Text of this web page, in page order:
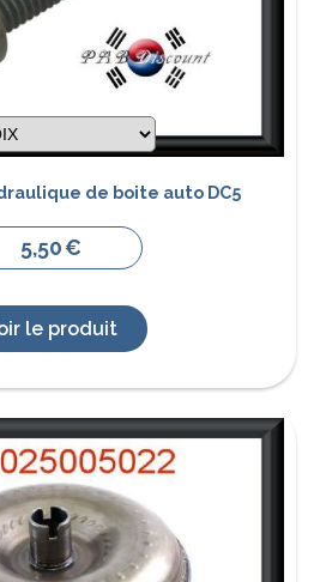
de boite auto DC5
5,50€
le produit